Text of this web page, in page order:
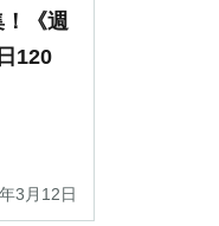
《週
120
3月12日